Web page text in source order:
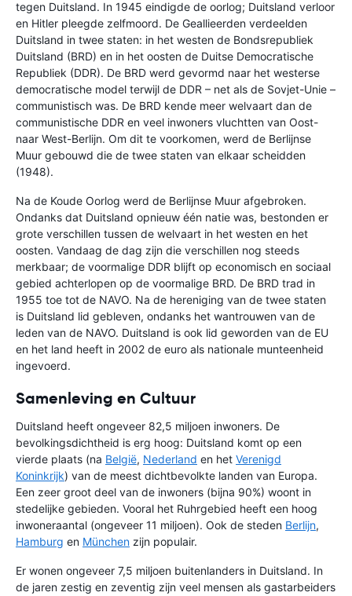
tegen Duitsland. In 1945 eindigde de oorlog; Duitsland verloor
en Hitler pleegde zelfmoord. De Geallieerden verdeelden
Duitsland in twee staten: in het westen de Bondsrepubliek
Duitsland (BRD) en in het oosten de Duitse Democratische
Republiek (DDR). De BRD werd gevormd naar het westerse
democratische model terwijl de DDR – net als de Sovjet-Unie –
communistisch was. De BRD kende meer welvaart dan de
communistische DDR en veel inwoners vluchtten van Oost-
naar West-Berlijn. Om dit te voorkomen, werd de Berlijnse
Muur gebouwd die de twee staten van elkaar scheidden
(1948).
Na de Koude Oorlog werd de Berlijnse Muur afgebroken.
Ondanks dat Duitsland opnieuw één natie was, bestonden er
grote verschillen tussen de welvaart in het westen en het
oosten. Vandaag de dag zijn die verschillen nog steeds
merkbaar; de voormalige DDR blijft op economisch en sociaal
gebied achterlopen op de voormalige BRD. De BRD trad in
1955 toe tot de NAVO. Na de hereniging van de twee staten
is Duitsland lid gebleven, ondanks het wantrouwen van de
leden van de NAVO. Duitsland is ook lid geworden van de EU
en het land heeft in 2002 de euro als nationale munteenheid
ingevoerd.
Samenleving en Cultuur
Duitsland heeft ongeveer 82,5 miljoen inwoners. De
bevolkingsdichtheid is erg hoog: Duitsland komt op een
vierde plaats (na België, Nederland en het Verenigd
Koninkrijk) van de meest dichtbevolkte landen van Europa.
Een zeer groot deel van de inwoners (bijna 90%) woont in
stedelijke gebieden. Vooral het Ruhrgebied heeft een hoog
inwoneraantal (ongeveer 11 miljoen). Ook de steden Berlijn,
Hamburg en München zijn populair.
Er wonen ongeveer 7,5 miljoen buitenlanders in Duitsland. In
de jaren zestig en zeventig zijn veel mensen als gastarbeiders